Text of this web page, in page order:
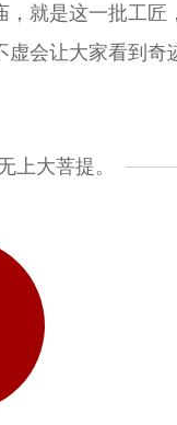
就是这一批工匠
会让大家看到
上大菩提。